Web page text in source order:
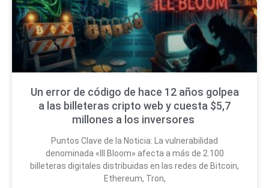
Un error de código de hace 12 años golpea
a las billeteras cripto web y cuesta $5,7
millones a los inversores
Puntos Clave de la Noticia: La vulnerabilidad
denominada «Ill Bloom» afecta a más de 2.100
billeteras digitales distribuidas en las redes de Bitcoin,
Ethereum, Tron,